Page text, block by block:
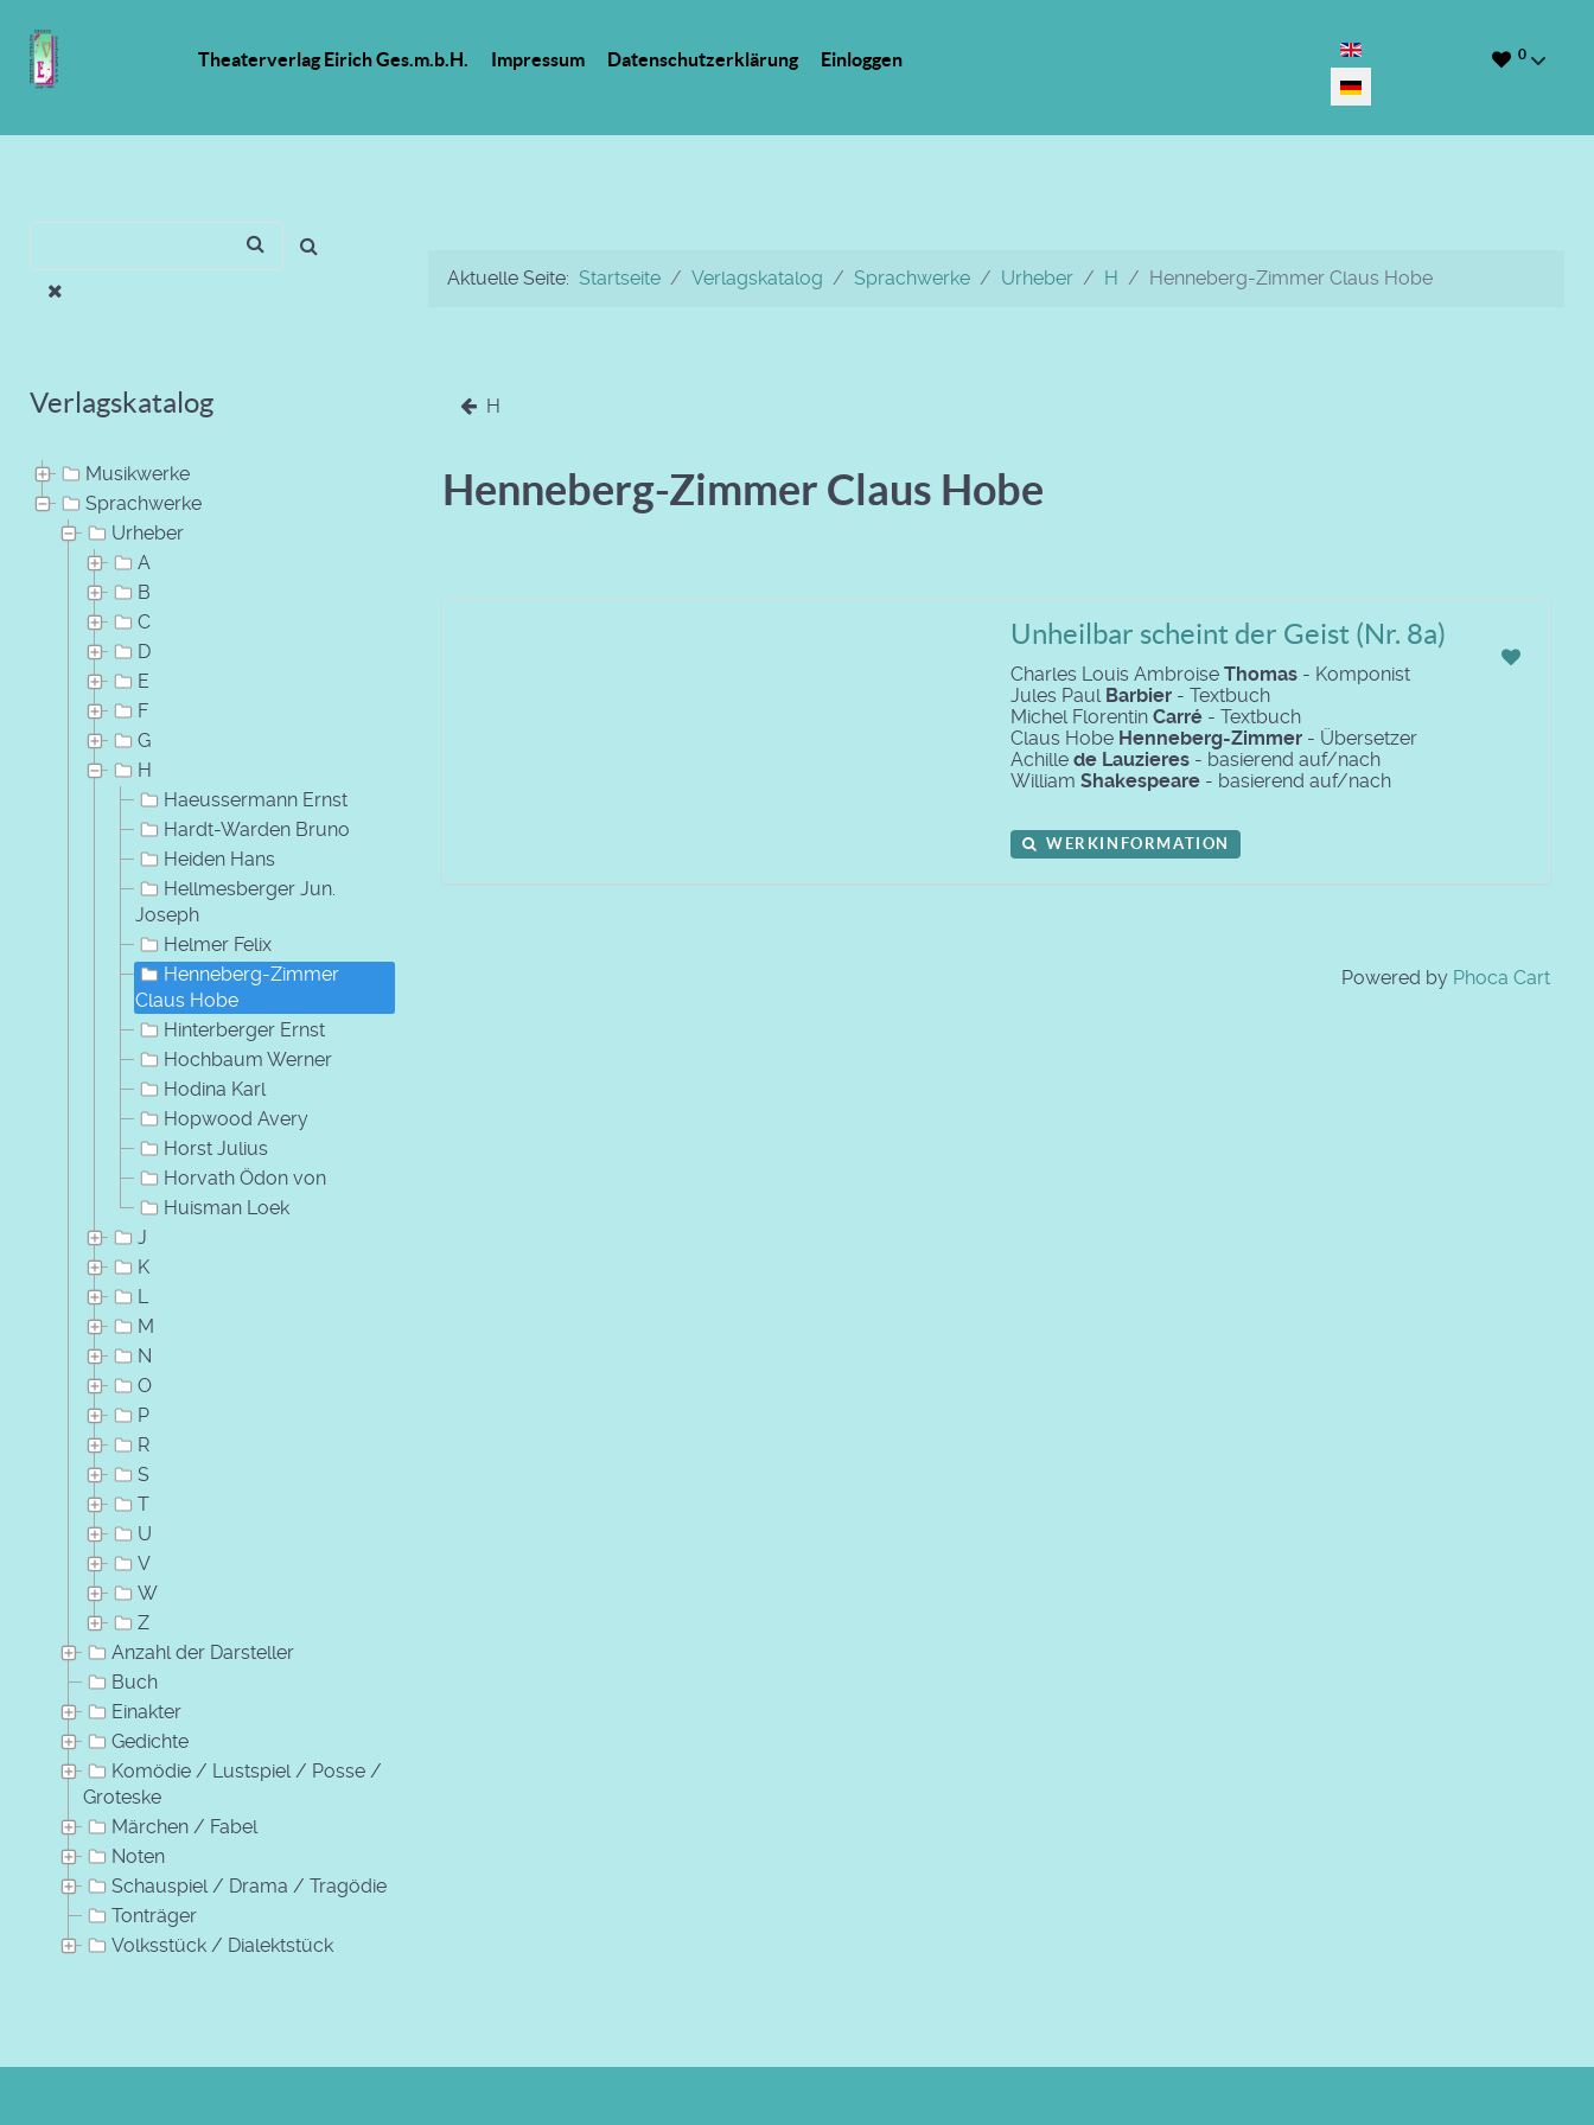
Theaterverlag Eirich Ges.m.b.H. Impressum Datenschutzerklärung Einloggen
Sprache auswählen 0
Verlagskatalog
Musikwerke
Sprachwerke
Urheber
A
B
C
D
E
F
G
H
Haeussermann Ernst
Hardt-Warden Bruno
Heiden Hans
Hellmesberger Jun.
Joseph
Helmer Felix
Henneberg-Zimmer
Claus Hobe
Hinterberger Ernst
Hochbaum Werner
Hodina Karl
Hopwood Avery
Horst Julius
Horvath Ödon von
Huisman Loek
J
K
L
M
N
O
P
R
S
T
U
V
W
Z
Anzahl der Darsteller
Buch
Einakter
Gedichte
Komödie / Lustspiel / Posse /
Groteske
Märchen / Fabel
Noten
Schauspiel / Drama / Tragödie
Tonträger
Volksstück / Dialektstück
Aktuelle Seite: Startseite Verlagskatalog Sprachwerke Urheber H Henneberg-Zimmer Claus Hobe
H
Henneberg-Zimmer Claus Hobe
Unheilbar scheint der Geist (Nr. 8a)
Charles Louis Ambroise Thomas - Komponist
Jules Paul Barbier - Textbuch
Michel Florentin Carré - Textbuch
Claus Hobe Henneberg-Zimmer - Übersetzer
Achille de Lauzieres - basierend auf/nach
William Shakespeare - basierend auf/nach
WERKINFORMATION
Powered by Phoca Cart